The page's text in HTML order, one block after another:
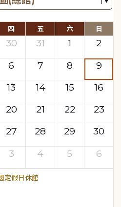
四 五 六 日
30 31 1
2
6 7 8
9
13 14 15
16
20 21 22
23
27 28 29
30
3 4 5 6
定假日休館